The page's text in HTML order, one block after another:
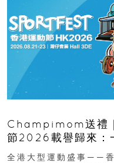
Champimom送禮
節2026載譽歸來：
動、街舞比賽＋逾
全港大型運動盛事——